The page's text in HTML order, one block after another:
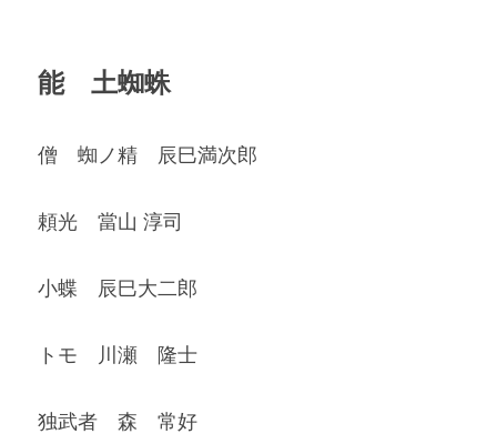
能　土蜘蛛
僧　蜘ノ精　辰巳満次郎
頼光　當山 淳司
小蝶　辰巳大二郎
トモ　川瀬　隆士
独武者　森　常好